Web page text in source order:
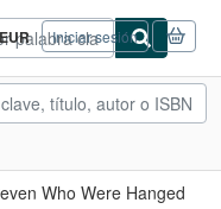
EUR
Preferencias
de
compra
del
Iniciar sesión
Who Were Hanged